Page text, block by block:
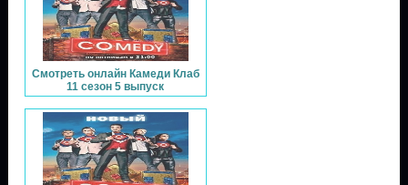
Смотреть онлайн Камеди Клаб
11 сезон 5 выпуск